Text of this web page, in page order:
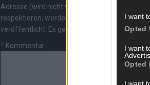
I want
Opted
I want
Opted
I want
Adresse (wird nicht veröffentlicht). Wir
respektieren, werden freigeschaltet;
veröffentlicht. Es gelten unsere
* Kommentar